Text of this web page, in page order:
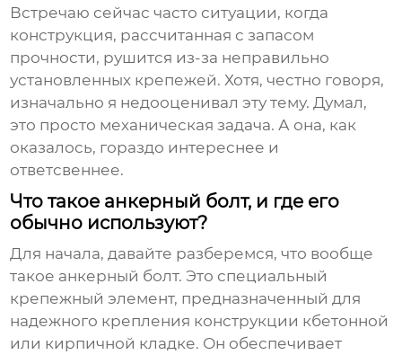
Встречаю сейчас часто ситуации, когда
конструкция, рассчитанная с запасом
прочности, рушится из-за неправильно
установленных крепежей. Хотя, честно говоря,
изначально я недооценивал эту тему. Думал,
это просто механическая задача. А она, как
оказалось, гораздо интереснее и
ответсвеннее.
Что такое анкерный болт, и где его
обычно используют?
Для начала, давайте разберемся, что вообще
такое анкерный болт. Это специальный
крепежный элемент, предназначенный для
надежного крепления конструкции кбетонной
или кирпичной кладке. Он обеспечивает